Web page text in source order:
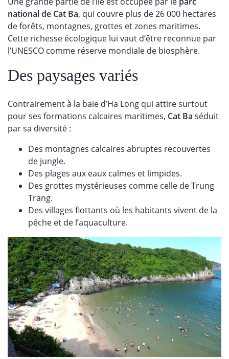
national de Cat Ba, qui couvre plus de 26 000 hectares
de forêts, montagnes, grottes et zones maritimes.
Cette richesse écologique lui vaut d’être reconnue par
l’UNESCO comme réserve mondiale de biosphère.
Des paysages variés
Contrairement à la baie d’Ha Long qui attire surtout
pour ses formations calcaires maritimes, Cat Ba séduit
par sa diversité :
Des montagnes calcaires abruptes recouvertes
de jungle.
Des plages aux eaux calmes et limpides.
Des grottes mystérieuses comme celle de Trung
Trang.
Des villages flottants où les habitants vivent de la
pêche et de l’aquaculture.